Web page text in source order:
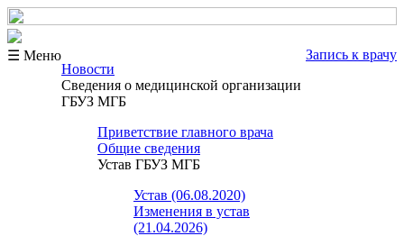
☰ Меню
Запись к врачу
Новости
Сведения о медицинской организации
ГБУЗ МГБ
Приветствие главного врача
Общие сведения
Устав ГБУЗ МГБ
Устав (06.08.2020)
Изменения в устав
(21.04.2026)